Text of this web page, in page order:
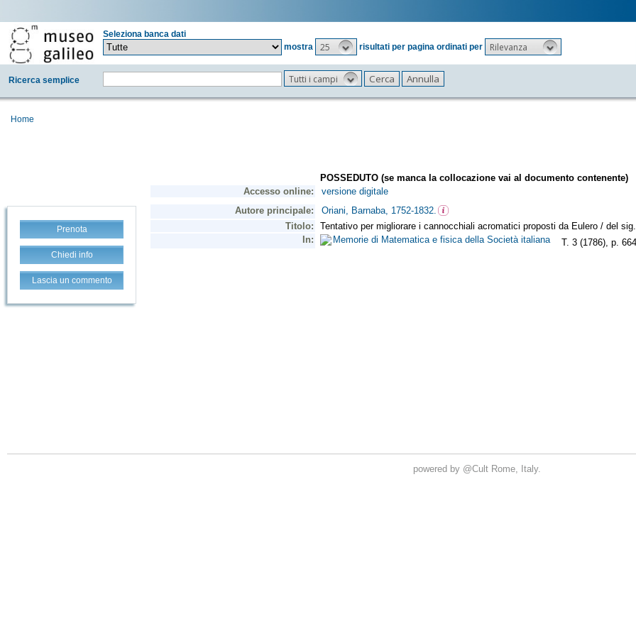
Seleziona banca dati
mostra
25 risultati per pagina ordinati per Rilevanza
Ricerca semplice Tutti i campi
Home
Prenota
Chiedi info
Lascia un commento
powered by @Cult Rome, Italy.